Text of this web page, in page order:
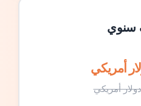
أمريكي
دولار أمريكي